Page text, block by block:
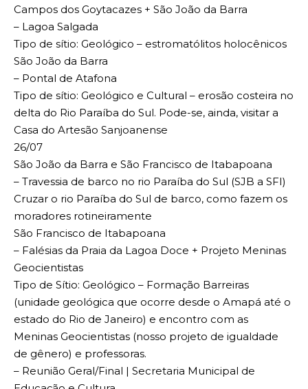
Campos dos Goytacazes + São João da Barra
– Lagoa Salgada
Tipo de sítio: Geológico – estromatólitos holocênicos
São João da Barra
– Pontal de Atafona
Tipo de sítio: Geológico e Cultural – erosão costeira no
delta do Rio Paraíba do Sul. Pode-se, ainda, visitar a
Casa do Artesão Sanjoanense
26/07
São João da Barra e São Francisco de Itabapoana
– Travessia de barco no rio Paraíba do Sul (SJB a SFI)
Cruzar o rio Paraíba do Sul de barco, como fazem os
moradores rotineiramente
São Francisco de Itabapoana
– Falésias da Praia da Lagoa Doce + Projeto Meninas
Geocientistas
Tipo de Sítio: Geológico – Formação Barreiras
(unidade geológica que ocorre desde o Amapá até o
estado do Rio de Janeiro) e encontro com as
Meninas Geocientistas (nosso projeto de igualdade
de gênero) e professoras.
– Reunião Geral/Final | Secretaria Municipal de